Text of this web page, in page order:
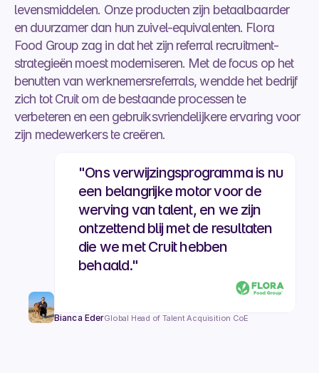
levensmiddelen. Onze producten zijn betaalbaarder
en duurzamer dan hun zuivel-equivalenten. Flora
Food Group zag in dat het zijn referral recruitment-
strategieën moest moderniseren. Met de focus op het
benutten van werknemersreferrals, wendde het bedrijf
zich tot Cruit om de bestaande processen te
verbeteren en een gebruiksvriendelijkere ervaring voor
"Ons verwijzingsprogramma is nu
een belangrijke motor voor de
werving van talent, en we zijn
ontzettend blij met de resultaten
die we met Cruit hebben
behaald."
Bianca EderGlobal Head of Talent Acquisition CoE